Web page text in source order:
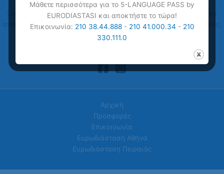
Copyright © 2026Ευρωδιάσταση| Online Μαθήματα Proficiency
από την Ευρωδιάσταση Νο 1 Κέντρα Ξένων Γλωσσών για Ενήλικες.
Ένα ακόμη website από την
Αρχική
Προσφορές
Επικοινωνία
Ευρωδιάσταση Αθήνα
Ευρωδιάσταση Πειραιάς
Μάθετε περισσότερα για το 5-LANGUAGE PASS by
EURODIASTASI και αποκτήστε το τώρα!
Επικοινωνία: 210 38.44.888- 210 41.000.34 - 210
330.111.0